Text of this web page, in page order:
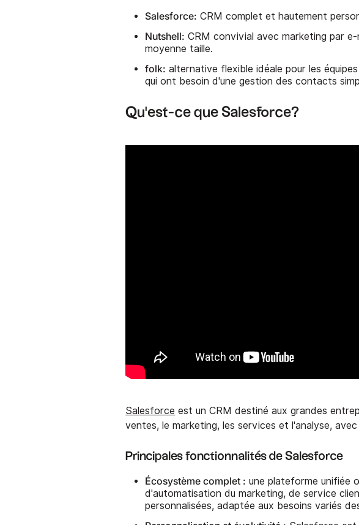
Salesforce: CRM complet et hautement
Nutshell: CRM convivial avec marketing par
moyenne taille.
folk: alternative flexible idéale pour les
qui ont besoin d'une gestion des contacts
Qu'est-ce que Salesforce?
Salesforce est un CRM destiné aux grandes
ventes, le marketing, les services et l'analyse,
Principales fonctionnalités de Salesforce
Écosystème complet : une plateforme unifiée
d'automatisation du marketing, de service
personnalisées, adaptée aux besoins variés